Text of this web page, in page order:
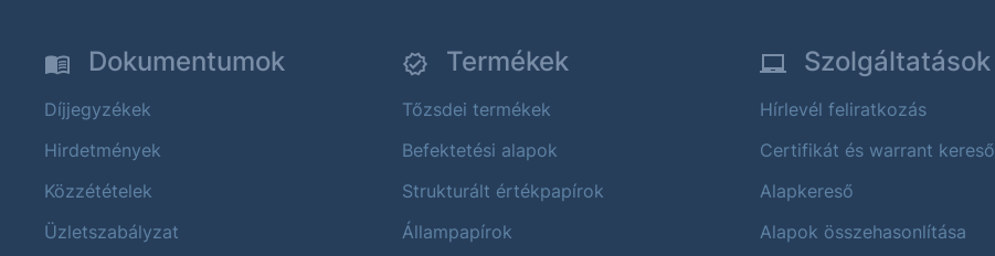
Dokumentumok
Díjjegyzékek
Hirdetmények
Közzétételek
Üzletszabályzat
Termékek
Tőzsdei termékek
Befektetési alapok
Strukturált értékpapírok
Állampapírok
Szolgáltatások
Hírlevél feliratkozás
Certifikát és warrant kereső
Alapkereső
Alapok összehasonlítása